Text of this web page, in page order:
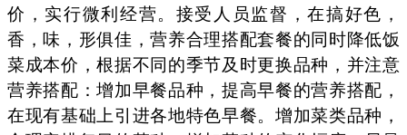
价，实行微利经营。接受人员监督，在搞好色，
香，味，形俱佳，营养合理搭配套餐的同时降低饭
菜成本价，根据不同的季节及时更换品种，并注意
营养搭配：增加早餐品种，提高早餐的营养搭配，
在现有基础上引进各地特色早餐。增加菜类品种，